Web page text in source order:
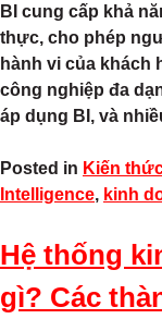
BI cung cấp khả
thực, cho phép
hành vi của khách
công nghiệp đa
áp dụng BI, và
Posted in Kiến
Intelligence, kinh
Hệ thống
gì? Các